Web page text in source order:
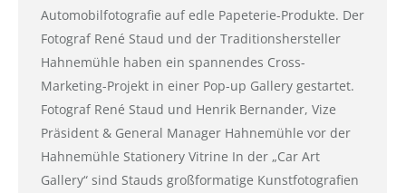
Automobilfotografie auf edle Papeterie-Produkte. Der
Fotograf René Staud und der Traditionshersteller
Hahnemühle haben ein spannendes Cross-
Marketing-Projekt in einer Pop-up Gallery gestartet.
Fotograf René Staud und Henrik Bernander, Vize
Präsident & General Manager Hahnemühle vor der
Hahnemühle Stationery Vitrine In der „Car Art
Gallery“ sind Stauds großformatige Kunstfotografien